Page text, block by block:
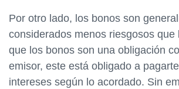
Por otro lado, los bonos son
considerados menos riesgosos que
que los bonos son una obligación
emisor, este está obligado a
intereses según lo acordado. Sin